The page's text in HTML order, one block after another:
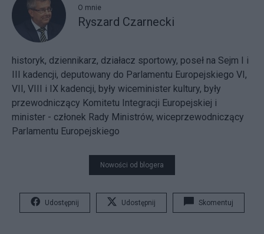
O mnie
Ryszard Czarnecki
historyk, dziennikarz, działacz sportowy, poseł na Sejm I i
III kadencji, deputowany do Parlamentu Europejskiego VI,
VII, VIII i IX kadencji, były wiceminister kultury, były
przewodniczący Komitetu Integracji Europejskiej i
minister - członek Rady Ministrów, wiceprzewodniczący
Parlamentu Europejskiego
Nowości od blogera
Udostępnij Udostępnij Skomentuj